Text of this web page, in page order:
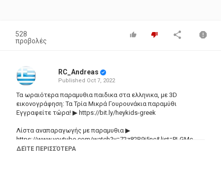
528
προβολές
RC_Andreas
Published Oct 7, 2022
Τα ωραιότερα παραμυθια παιδικα στα ελληνικα, με 3D
εικονογράφηση: Τα Τρία Μικρά Γουρουνάκια παραμύθι
Εγγραφείτε τώρα! ▶ https://bit.ly/heykids-greek
Λίστα αναπαραγωγής με παραμυθια ▶
https://www.youtube.com/watch?v=72z82B9j5nc&list=PLGMc-
3CXQdLuPjdYzCG5oX98LnYXIEMV5
ΔΕΊΤΕ ΠΕΡΙΣΣΌΤΕΡΑ